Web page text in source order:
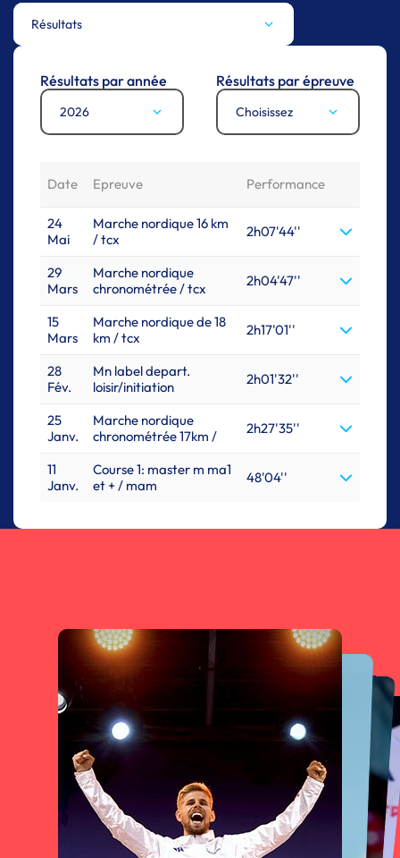
Résultats
Résultats par année
2026
Résultats par épreuve
Choisissez
Date Epreuve Performance
24
Mai
Marche nordique 16 km
/ tcx
2h07'44''
29
Mars
Marche nordique
chronométrée / tcx
2h04'47''
15
Mars
Marche nordique de 18
km / tcx
2h17'01''
28
Fév.
Mn label depart.
loisir/initiation
2h01'32''
25
Janv.
Marche nordique
chronométrée 17km /
2h27'35''
11
Janv.
Course 1: master m ma1
et + / mam
48'04''